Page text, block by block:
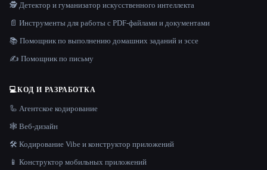
🕵️ Детектор и гуманизатор искусственного интеллекта
📄 Инструменты для работы с PDF-файлами и документами
📚 Помощник по выполнению домашних заданий и эссе
✍️ Помощник по письму
💻КОД И РАЗРАБОТКА
🦾 Агентское кодирование
🕸 Веб-дизайн
🛠️ Кодирование Vibe и конструктор приложений
📱 Конструктор мобильных приложений